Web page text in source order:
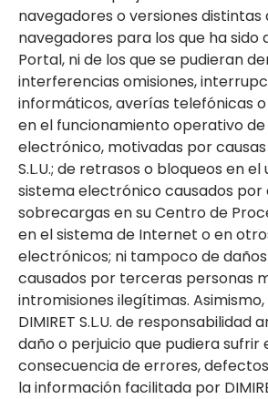
navegadores o versiones distintas
navegadores para los que ha sido
Portal, ni de los que se pudieran
interferencias omisiones,
informáticos, averías telefónicas
en el funcionamiento operativo
electrónico, motivadas por causas
S.L.U.; de retrasos o bloqueos en
sistema electrónico causados por
sobrecargas en su Centro de
en el sistema de Internet o en
electrónicos; ni tampoco de
causados por terceras personas
intromisiones ilegítimas.
DIMIRET S.L.U. de responsabilidad
daño o perjuicio que pudiera sufrir
consecuencia de errores,
la información facilitada por